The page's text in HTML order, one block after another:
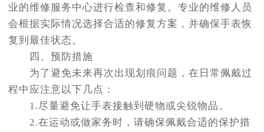
业的维修服务中心进行检查和修复。专业的维修人员
会根据实际情况选择合适的修复方案，并确保手表恢
复到最佳状态。
四、预防措施
为了避免未来再次出现划痕问题，在日常佩戴过
程中应注意以下几点：
1.尽量避免让手表接触到硬物或尖锐物品。
2.在运动或做家务时，请确保佩戴合适的保护措